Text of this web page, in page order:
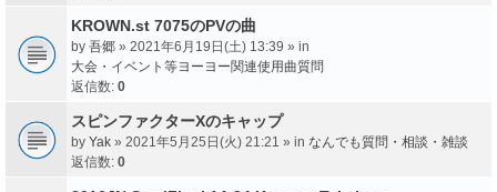
KROWN.st 7075のPVの曲
by 吾郷 » 2021年6月19日(土) 13:39 » in
大会・イベント等ヨーヨー関連使用曲質問
返信数: 0
スピンファクターXのキャップ
by Yak » 2021年5月25日(火) 21:21 » in なんでも質問・相談・雑談
返信数: 0